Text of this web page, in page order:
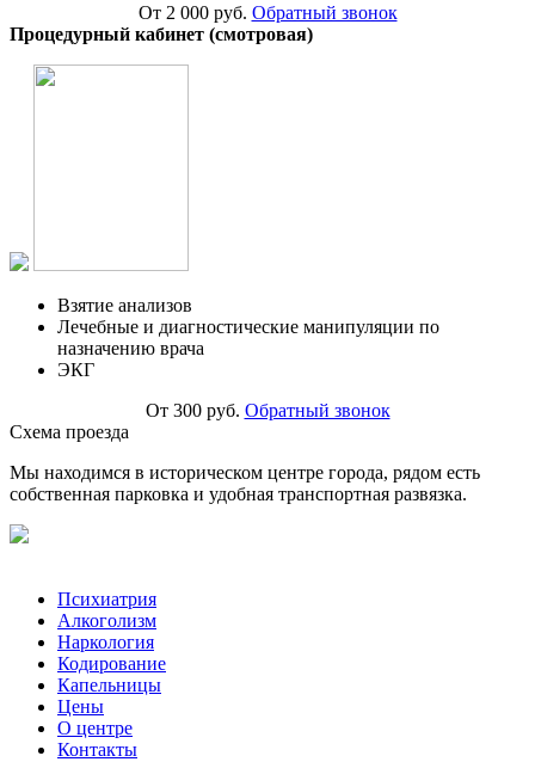
От 2 000 руб. Обратный звонок
Процедурный кабинет (смотровая)
Взятие анализов
Лечебные и диагностические манипуляции по
назначению врача
ЭКГ
От 300 руб. Обратный звонок
Схема проезда
Мы находимся в историческом центре города, рядом есть
собственная парковка и удобная транспортная развязка.
Психиатрия
Алкоголизм
Наркология
Кодирование
Капельницы
Цены
О центре
Контакты